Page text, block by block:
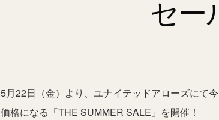
セー
5月22日（金）より、ユナイテッドアローズにて
価格になる「THE SUMMER SALE」を開催！